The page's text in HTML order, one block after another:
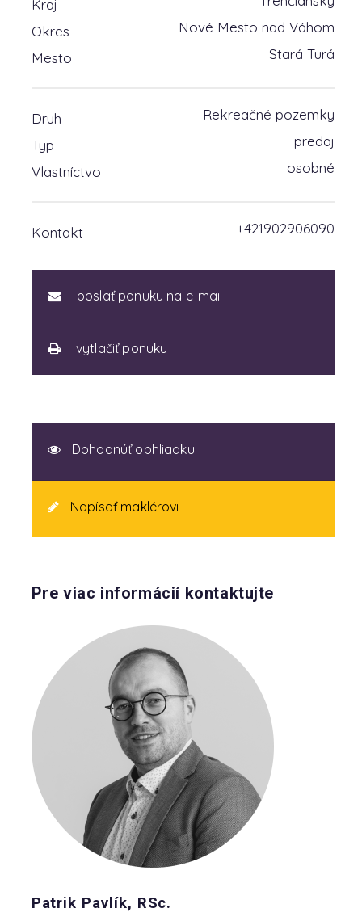
Kraj
Okres
Nové Mesto nad Váhom
Mesto
Stará Turá
Druh
Rekreačné pozemky
Typ
predaj
Vlastníctvo
osobné
Kontakt +421902906090
poslať ponuku na e-mail
vytlačiť ponuku
Dohodnúť obhliadku
Napísať maklérovi
Pre viac informácií kontaktujte
Patrik Pavlík, RSc.